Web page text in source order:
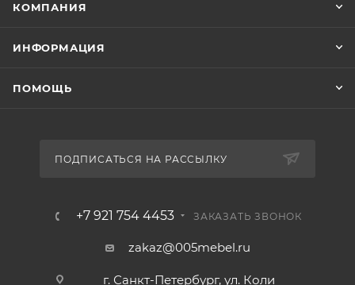
КОМПАНИЯ
ИНФОРМАЦИЯ
ПОМОЩЬ
ПОДПИСАТЬСЯ НА РАССЫЛКУ
+7 921 754 4453 ЗАКАЗАТЬ ЗВОНОК
zakaz@005mebel.ru
г. Санкт-Петербург, ул. Коли